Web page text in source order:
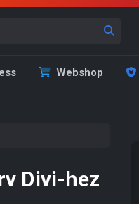
Webshop
Divi-hez